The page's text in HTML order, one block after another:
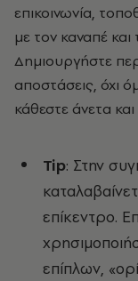
επικοινωνία,
με τον καναπέ
Δημιουργήστε
αποστάσεις, όχι
κάθεστε άνετα
Tip: Στην
επίκεντρο.
επίπλων,